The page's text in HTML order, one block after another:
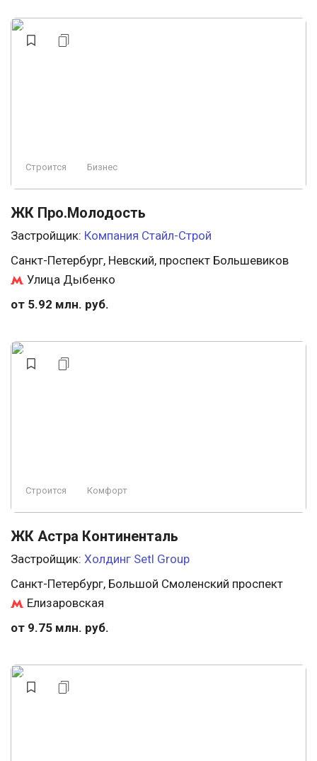
Строится Бизнес
ЖК Про.Молодость
Застройщик: Компания Стайл-Строй
Санкт-Петербург, Невский, проспект Большевиков
Улица Дыбенко
от 5.92 млн. руб.
Строится Комфорт
ЖК Астра Континенталь
Застройщик: Холдинг Setl Group
Санкт-Петербург, Большой Смоленский проспект
Елизаровская
от 9.75 млн. руб.